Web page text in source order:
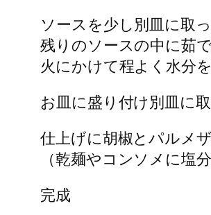
ソースを少し別皿に取
残りのソースの中に茹
火にかけて程よく水分
お皿に盛り付け別皿に
仕上げに胡椒とパルメ
（乾麺やコンソメに塩
完成